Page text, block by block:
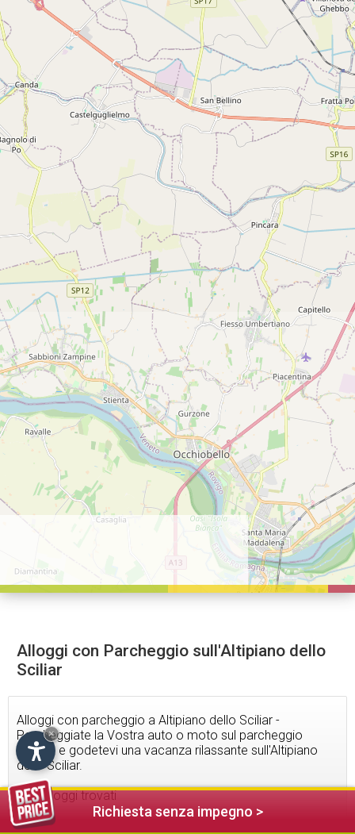
Alloggi con Parcheggio sull'Altipiano dello
Sciliar
Alloggi con parcheggio a Altipiano dello Sciliar -
Parcheggiate la Vostra auto o moto sul parcheggio
privato e godetevi una vacanza rilassante sull'Altipiano
dello Sciliar.
192alloggi trovati
Richiesta senza impegno >
×